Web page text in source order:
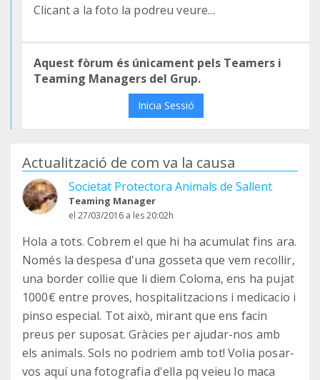
Clicant a la foto la podreu veure...
Aquest fòrum és únicament pels Teamers i
Teaming Managers del Grup.
Inicia Sessió
Actualització de com va la causa
Societat Protectora Animals de Sallent
Teaming Manager
el 27/03/2016 a les 20:02h
Hola a tots. Cobrem el que hi ha acumulat fins ara.
Només la despesa d'una gosseta que vem recollir,
una border collie que li diem Coloma, ens ha pujat
1000€ entre proves, hospitalitzacions i medicacio i
pinso especial. Tot això, mirant que ens facin
preus per suposat. Gràcies per ajudar-nos amb
els animals. Sols no podriem amb tot! Volia posar-
vos aquí una fotografia d'ella pq veieu lo maca